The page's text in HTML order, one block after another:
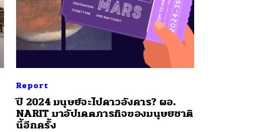
Report
ปี 2024 มนุษย์จะไปดาวอังคาร? ผอ.
NARIT มาอัปเดตภารกิจของมนุษยชาติ
นี้อีกครั้ง